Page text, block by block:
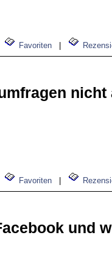
Favoriten
Favoriten
und